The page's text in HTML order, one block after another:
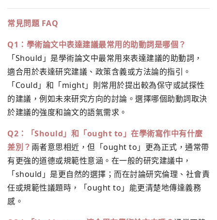
常見問題 FAQ
Q1：學術論文中表達建議最常用的助動詞是哪個？
「Should」是學術論文中最常用來表達建議的助動詞，
適合用於表達研究建議、政策含義或方法論的指引。
「Could」和「might」則常用於提出較為保守或試探性
的建議，例如未來研究方向的討論。選擇哪個助動詞取決
於建議的強度和論文的語氣需求。
Q2：「Should」和「ought to」在學術寫作中有什麼
差別？ 兩者意思相近，但「ought to」更為正式，通常帶
有更強的道德或規範性意涵。在一般的研究建議中，
「should」是更自然的選擇；而在討論研究倫理、社會責
任或規範性議題時，「ought to」能更清楚地傳達義務
感。